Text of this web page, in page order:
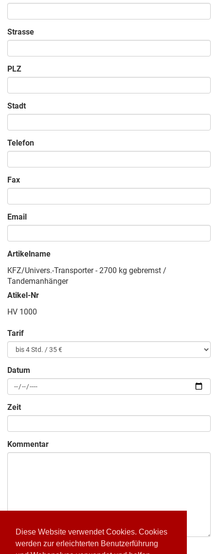
Diese Website verwendet Cookies. Cookies
werden zur erleichterten Benutzerführung
Strasse
PLZ
Stadt
Telefon
Fax
Email
Artikelname
KFZ/Univers.-Transporter - 2700 kg gebremst /
Tandemanhänger
Atikel-Nr
HV 1000
Tarif
Datum
Zeit
Kommentar